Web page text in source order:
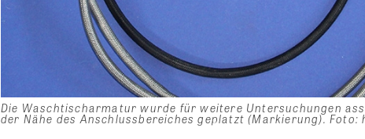
Die Waschtischarmatur wurde für weitere Untersuchungen
der Nähe des Anschlussbereiches geplatzt (Markierung).